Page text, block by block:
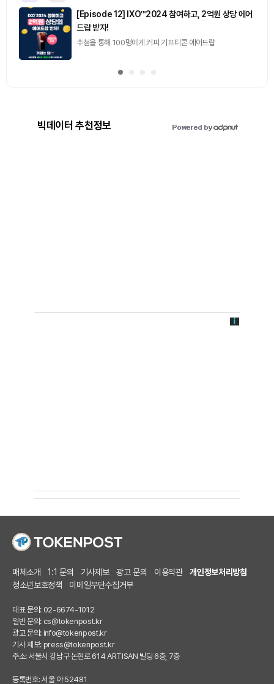
[토큰포스트] 기사 퀴즈 657회차
2026.08.06 (목) ~ 2026.08.07 (금)
빅데이터 추천정보
매체소개 1:1 문의 기사제보 광고 문의 이용약관
개인정보처리방침
청소년보호정책
이메일무단수집거부
대표 문의: 02-6674-1012
일반 문의: cs@tokenpost.kr
광고 문의: info@tokenpost.kr
기사 제보: press@tokenpost.kr
주소: 서울시 강남구 논현로 614 ARTISAN 빌딩 6층, 7층
등록번호: 서울 아 52481